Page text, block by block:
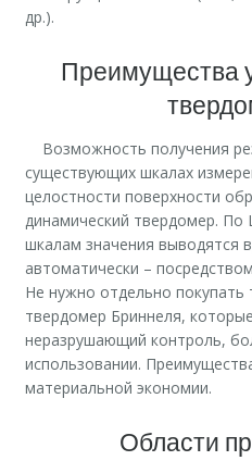
др.).
Преимущества
Возможность получения
существующих шкалах
целостности поверхности
динамический твердомер. По
шкалам значения выводятся
автоматически –
Не нужно отдельно покупать
твердомер Бриннеля,
неразрушающий контроль,
использовании.
материальной экономии.
Области